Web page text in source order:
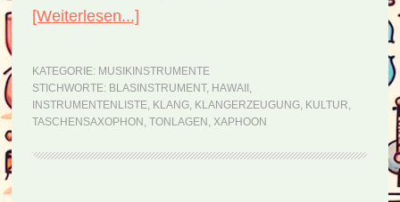
[Weiterlesen...]
entdecke
das
Taschensaxophon
KATEGORIE: MUSIKINSTRUMENTE
STICHWORTE: BLASINSTRUMENT, HAWAII ,
INSTRUMENTENLISTE, KLANG, KLANGERZEUGUNG, KULTUR,
TASCHENSAXOPHON , TONLAGEN , XAPHOON